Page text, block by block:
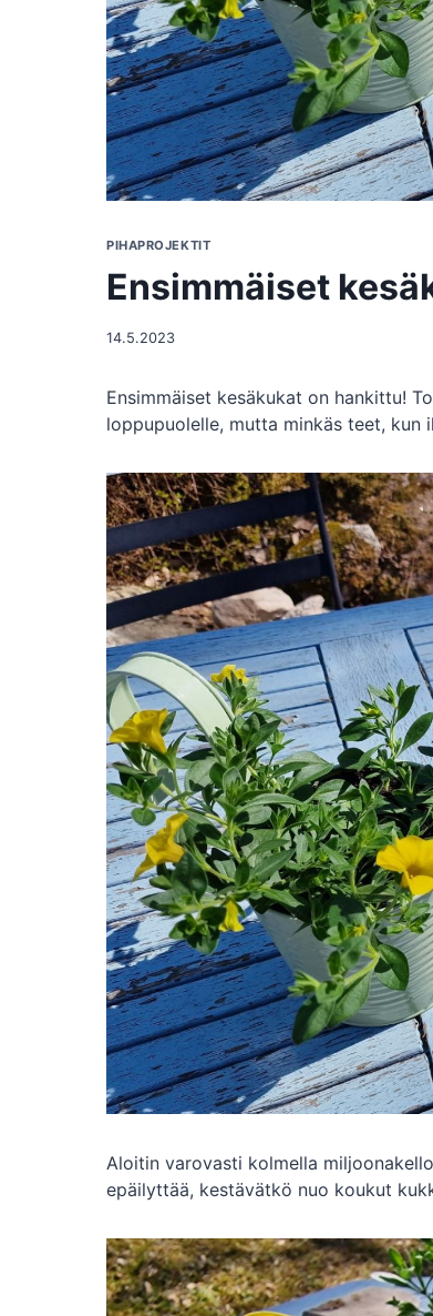
PIHAPROJEKTIT
Ensimmäiset
14.5.2023
Ensimmäiset kesäkukat on hankittu!
loppupuolelle, mutta minkäs teet, kun
Aloitin varovasti kolmella
epäilyttää, kestävätkö nuo koukut